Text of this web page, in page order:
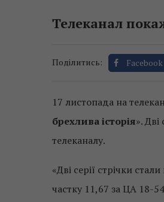
Телеканал
Поділитись: Facebook
17 листопада на
брехлива історія».
телеканалу.
«Дві серії стрічки
частку 11,67 за ЦА 18-